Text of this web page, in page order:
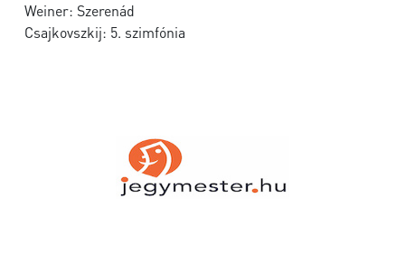
Weiner: Szerenád
Csajkovszkij: 5. szimfónia